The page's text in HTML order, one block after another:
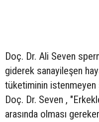
Doç. Dr. Ali Seven
giderek sanayileşen
tüketiminin
Doç. Dr. Seven ,
arasında olması